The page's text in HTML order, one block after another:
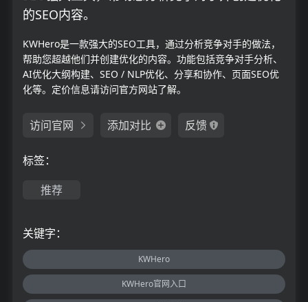
的SEO内容。
KWHero是一款强大的SEO工具，通过分析竞争对手的做法，
帮助您超越他们并创建优化的内容。功能包括竞争对手分析、
AI优化大纲构建、SEO / NLP优化、分享和协作、页面SEO优
化等。定价信息请访问官方网站了解。
访问官网 添加对比 反馈
标签：
推荐
关键字：
KWHero
KWHero官网入口